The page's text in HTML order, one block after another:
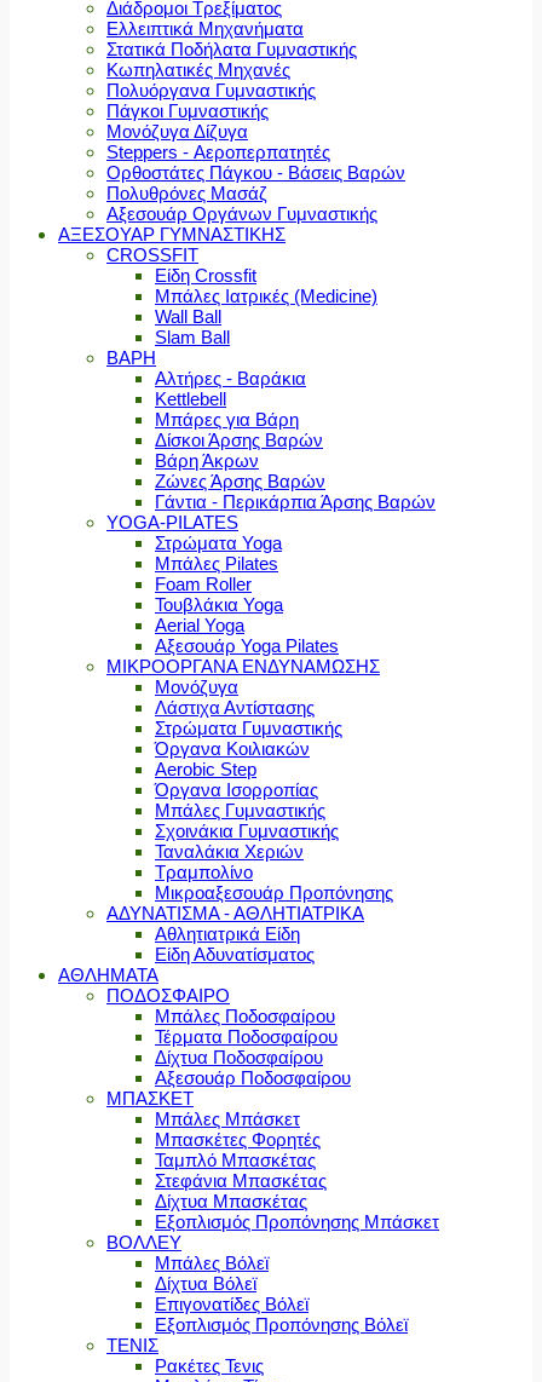
Διάδρομοι Τρεξίματος
Ελλειπτικά Μηχανήματα
Στατικά Ποδήλατα Γυμναστικής
Κωπηλατικές Μηχανές
Πολυόργανα Γυμναστικής
Πάγκοι Γυμναστικής
Μονόζυγα Δίζυγα
Steppers - Αεροπερπατητές
Ορθοστάτες Πάγκου - Βάσεις Βαρών
Πολυθρόνες Μασάζ
Αξεσουάρ Οργάνων Γυμναστικής
ΑΞΕΣΟΥΑΡ ΓΥΜΝΑΣΤΙΚΗΣ
CROSSFIT
Είδη Crossfit
Μπάλες Ιατρικές (Medicine)
Wall Ball
Slam Ball
ΒΑΡΗ
Αλτήρες - Βαράκια
Kettlebell
Μπάρες για Βάρη
Δίσκοι Άρσης Βαρών
Βάρη Άκρων
Ζώνες Άρσης Βαρών
Γάντια - Περικάρπια Άρσης Βαρών
YOGA-PILATES
Στρώματα Yoga
Μπάλες Pilates
Foam Roller
Τουβλάκια Yoga
Aerial Yoga
Αξεσουάρ Yoga Pilates
ΜΙΚΡΟΟΡΓΑΝΑ ΕΝΔΥΝΑΜΩΣΗΣ
Μονόζυγα
Λάστιχα Αντίστασης
Στρώματα Γυμναστικής
Όργανα Κοιλιακών
Aerobic Step
Όργανα Ισορροπίας
Μπάλες Γυμναστικής
Σχοινάκια Γυμναστικής
Ταναλάκια Χεριών
Τραμπολίνο
Μικροαξεσουάρ Προπόνησης
ΑΔΥΝΑΤΙΣΜΑ - ΑΘΛΗΤΙΑΤΡΙΚΑ
Αθλητιατρικά Είδη
Είδη Αδυνατίσματος
ΑΘΛΗΜΑΤΑ
ΠΟΔΟΣΦΑΙΡΟ
Μπάλες Ποδοσφαίρου
Τέρματα Ποδοσφαίρου
Δίχτυα Ποδοσφαίρου
Αξεσουάρ Ποδοσφαίρου
ΜΠΑΣΚΕΤ
Μπάλες Μπάσκετ
Μπασκέτες Φορητές
Ταμπλό Μπασκέτας
Στεφάνια Μπασκέτας
Δίχτυα Μπασκέτας
Εξοπλισμός Προπόνησης Μπάσκετ
ΒΟΛΛΕΥ
Μπάλες Βόλεϊ
Δίχτυα Βόλεϊ
Επιγονατίδες Βόλεϊ
Εξοπλισμός Προπόνησης Βόλεϊ
ΤΕΝΙΣ
Ρακέτες Τενις